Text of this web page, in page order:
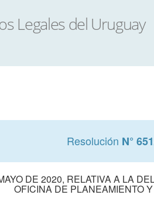
Resolución N°
DE 2020, RELATIVA A LA
OFICINA DE PLANEAMIENTO